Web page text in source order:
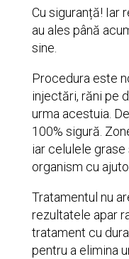
Cu siguranță! Iar
au ales până
sine.
Procedura este
injectări, răni pe
urma acestuia.
100% sigură.
iar celulele
organism cu
Tratamentul nu
rezultatele apar
tratament cu
pentru a elimina